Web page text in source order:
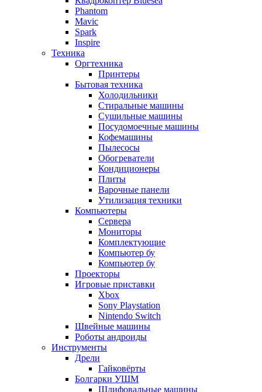
Phantom
Mavic
Spark
Inspire
Техника
Оргтехника
Принтеры
Бытовая техника
Холодильники
Стиральные машины
Сушильные машины
Посудомоечные машины
Кофемашины
Пылесосы
Обогреватели
Кондиционеры
Плиты
Варочные панели
Утилизация техники
Компьютеры
Сервера
Мониторы
Комплектующие
Компьютер бу
Компьютер бу
Проекторы
Игровые приставки
Xbox
Sony Playstation
Nintendo Switch
Швейные машины
Роботы андроиды
Инструменты
Дрели
Гайковёрты
Болгарки УШМ
Шлифовальные машины